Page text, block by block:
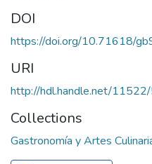
DOI
https://doi.org/10.71618/
URI
http://hdl.handle.net/
Collections
Gastronomía y Artes